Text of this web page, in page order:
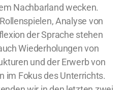
Nachbarland wecken.
Analyse von
der Sprache stehen
Wiederholungen von
und der Erwerb von
im Fokus des Unterrichts.